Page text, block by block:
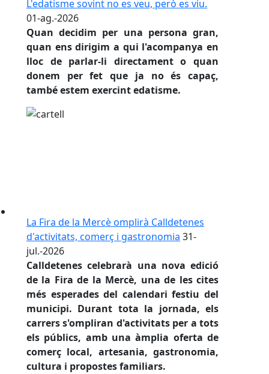
L'edatisme sovint no es veu, però es viu.
01-ag.-2026
Quan decidim per una persona gran,
quan ens dirigim a qui l'acompanya en
lloc de parlar-li directament o quan
donem per fet que ja no és capaç,
també estem exercint edatisme.
La Fira de la Mercè omplirà Calldetenes
d'activitats, comerç i gastronomia 31-
jul.-2026
Calldetenes celebrarà una nova edició
de la Fira de la Mercè, una de les cites
més esperades del calendari festiu del
municipi. Durant tota la jornada, els
carrers s'ompliran d'activitats per a tots
els públics, amb una àmplia oferta de
comerç local, artesania, gastronomia,
cultura i propostes familiars.